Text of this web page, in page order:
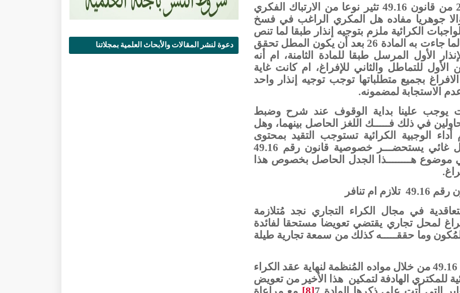
حقيقة إن قراءة المادتين 8 و26 من قانون 49.16 تثير نوعا من الارتباك الفكري
جوهريا مفاده هل المكري الراغب في فسخ
الكرائية ملزم بتوجيه إنذار طبقا لما تنص
عليه المادة 8 وتوجيه إنذار اخر وفقا لما جاءت به المادة 26 بعد أن يكون المطل تحقق
الأول المرسل طبقا للمادة الثامنة، ام أنه
للتماطل والثاني للإفراغ، ام كانت غاية
بجميع متطلباتها توجب توجيه إنذار واحد
الاستجابة لمضمونه.
يوجب علينا بداية الوقوف عند شرح وضبط
8 و26 من القانون 49.16 محاولين في ذلك فـــــك اللغز الحاصل بينهما، وهل
الوجبية الكرائية تستوجب التقيد بمحتوى
المادتين بشكل حرفي أم بشكـــــل غائي يستحضـــر خصوصية قانون رقم 49.16
موضوع هــــــــذا الجدل الحاصل بخصوص هذا
تلازم ام تنافر
في مجال الكراء التجاري نجد مُتلازمة
لمحل تجاري يقتضي تعويضا مستحقا لفائدة
وما حققـــــه كذلك من سمعة تجارية طيلة
ونجد قانون الكراء التجاري رقم 49.16 من خلال مواده المُنظمة لنهاية عقد الكراء
للمكتري الهادفة لتمكين هذا الأخير من تعويض
دعوة لنشر المقالات والأبحاث العلمية بمجلاتنا